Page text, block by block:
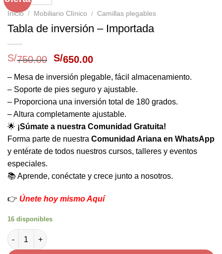
Inicio / Mobiliario Clínico / Camillas plegables
Tabla de inversión – Importada
S/750.00 El
original
era:
S/750.00.
S/650.00El
actual
es:
S/650.00.
– Mesa de inversión plegable, fácil almacenamiento.
– Soporte de pies seguro y ajustable.
– Proporciona una inversión total de 180 grados.
– Altura completamente ajustable.
🌟 ¡Súmate a nuestra Comunidad Gratuita!
Forma parte de nuestra Comunidad Ariana en WhatsApp
y entérate de todos nuestros cursos, talleres y eventos
especiales.
📚 Aprende, conéctate y crece junto a nosotros.
👉 Únete hoy mismo Aquí
16 disponibles
Tabla de inversión - Importada cantidad